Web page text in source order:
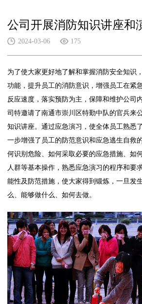
公司开展消防知识讲座和
2024-03-06 175
为了使大家更好地了解和掌握消防安全知识
功能，提升员工的消防意识，增强员工在紧
反应速度，落实预防为主，保障和维护公司
司特邀请了南通市崇川区特勤中队的官兵来
知识讲座。通过应急演习，使全体员工熟悉
一步增强了员工的防范意识和应急逃生自救
何识别危险、如何采取必要的应急措施、如
人群等基本操作，熟悉应急演习的程序和要
能性及防范措施，使大家得到锻炼，一旦发
么、能够做什么、如何去做。